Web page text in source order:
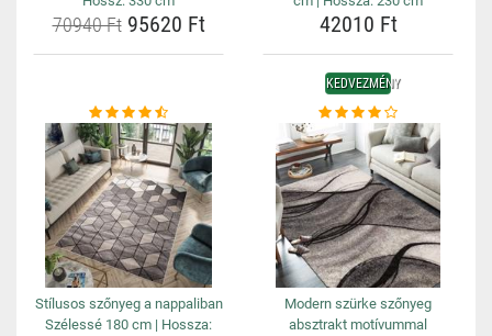
70940 Ft95620 Ft 42010 Ft
Stílusos szőnyeg a nappaliban
Szélessé 180 cm | Hossza:
KEDVEZMÉNY
Modern szürke szőnyeg
absztrakt motívummal